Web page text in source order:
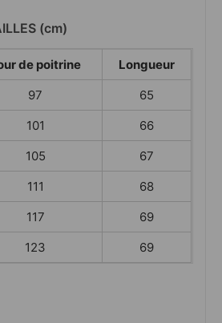
(cm)
de poitrine
Longueur
97
65
101
66
105
67
111
68
117
69
123 69